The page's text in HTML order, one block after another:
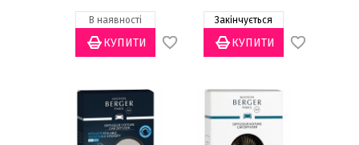
Статус товару
Є в наявності
Немає в наявності
Очікується (1)
В наявності Закінчується